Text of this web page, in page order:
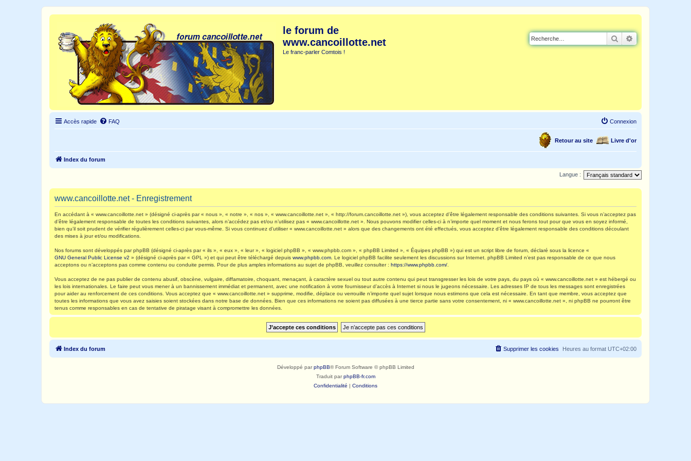
le forum de
www.cancoillotte.net
Le franc-parler Comtois !
Rechercher
Accès rapide FAQ Connexion
Livre d'or
Retour au site
Index du forum
Langue :
www.cancoillotte.net - Enregistrement
En accédant à « www.cancoillotte.net » (désigné ci-après par « nous », « notre », « nos », « www.cancoillotte.net », « http://forum.cancoillotte.net »), vous acceptez d’être légalement responsable des conditions suivantes. Si vous n’acceptez pas
d’être légalement responsable de toutes les conditions suivantes, alors n’accédez pas et/ou n’utilisez pas « www.cancoillotte.net ». Nous pouvons modifier celles-ci à n’importe quel moment et nous ferons tout pour que vous en soyez informé,
bien qu’il soit prudent de vérifier régulièrement celles-ci par vous-même. Si vous continuez d’utiliser « www.cancoillotte.net » alors que des changements ont été effectués, vous acceptez d’être légalement responsable des conditions découlant
des mises à jour et/ou modifications.
Nos forums sont développés par phpBB (désigné ci-après par « ils », « eux », « leur », « logiciel phpBB », « www.phpbb.com », « phpBB Limited », « Équipes phpBB ») qui est un script libre de forum, déclaré sous la licence «
GNU General Public License v2 » (désigné ci-après par « GPL ») et qui peut être téléchargé depuis www.phpbb.com . Le logiciel phpBB facilite seulement les discussions sur Internet. phpBB Limited n’est pas responsable de ce que nous
acceptons ou n’acceptons pas comme contenu ou conduite permis. Pour de plus amples informations au sujet de phpBB, veuillez consulter : https://www.phpbb.com/
Vous acceptez de ne pas publier de contenu abusif, obscène, vulgaire, diffamatoire, choquant, menaçant, à caractère sexuel ou tout autre contenu qui peut transgresser les lois de votre pays, du pays où « www.cancoillotte.net » est hébergé ou
les lois internationales. Le faire peut vous mener à un bannissement immédiat et permanent, avec une notification à votre fournisseur d’accès à Internet si nous le jugeons nécessaire. Les adresses IP de tous les messages sont enregistrées
pour aider au renforcement de ces conditions. Vous acceptez que « www.cancoillotte.net » supprime, modifie, déplace ou verrouille n’importe quel sujet lorsque nous estimons que cela est nécessaire. En tant que membre, vous acceptez que
toutes les informations que vous avez saisies soient stockées dans notre base de données. Bien que ces informations ne soient pas diffusées à une tierce partie sans votre consentement, ni « www.cancoillotte.net », ni phpBB ne pourront être
tenus comme responsables en cas de tentative de piratage visant à compromettre les données.
Index du forum Heures au format UTC+02:00
Supprimer les cookies
Développé parphpBB® Forum Software © phpBB Limited
Traduit parphpBB-fr.com
Confidentialité | Conditions